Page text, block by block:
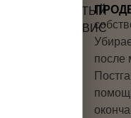
после